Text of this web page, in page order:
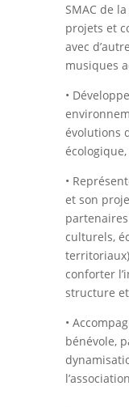
SMAC de
projets et
avec
musiques
•
évolutions
écologique,
•
et son
culturels,
conforter
structure
•
bénévole,